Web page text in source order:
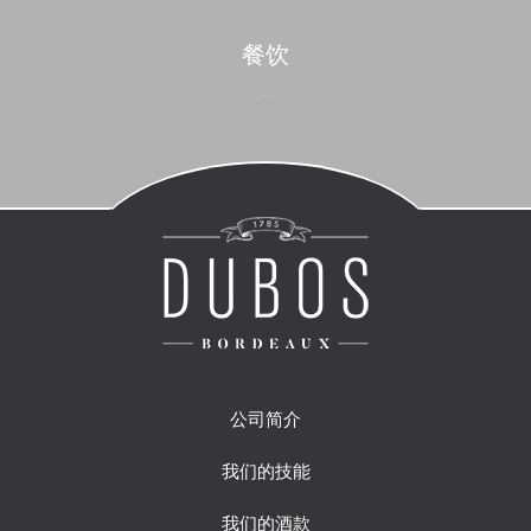
餐饮
公司简介
我们的技能
我们的酒款